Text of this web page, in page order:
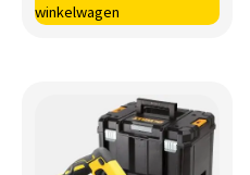
winkelwagen